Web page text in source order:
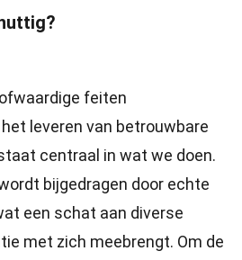
feiten
leveren van betrouwbare
centraal in wat we doen.
bijgedragen door echte
een schat aan diverse
met zich meebrengt. Om de